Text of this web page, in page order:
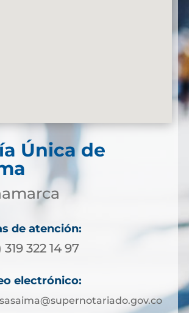
Única de
de atención:
319 322 14 97
electrónico: